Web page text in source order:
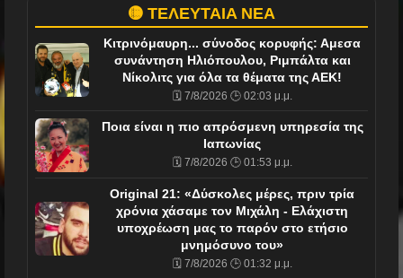
🟡 ΤΕΛΕΥΤΑΙΑ ΝΕΑ
Κιτρινόμαυρη... σύνοδος κορυφής: Αμεσα
συνάντηση Ηλιόπουλου, Ριμπάλτα και
Νίκολιτς για όλα τα θέματα της ΑΕΚ!
🗓️ 7/8/2026 🕒 02:03 μ.μ.
Ποια είναι η πιο απρόσμενη υπηρεσία της
Ιαπωνίας
🗓️ 7/8/2026 🕒 01:53 μ.μ.
Original 21: «Δύσκολες μέρες, πριν τρία
χρόνια χάσαμε τον Μιχάλη - Ελάχιστη
υποχρέωση μας το παρόν στο ετήσιο
μνημόσυνο του»
🗓️ 7/8/2026 🕒 01:32 μ.μ.